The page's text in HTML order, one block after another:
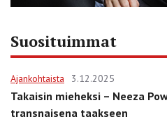
Suosituimmat
Ajankohtaista 3.12.2025
Takaisin mieheksi – Neeza
transnaisena taakseen